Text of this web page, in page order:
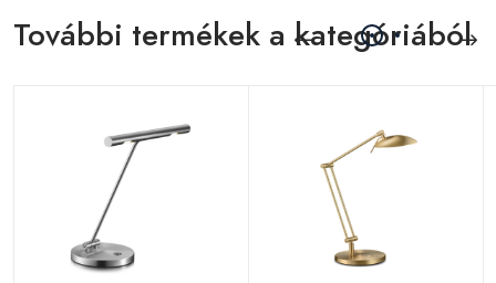
További termékek a kategóriából